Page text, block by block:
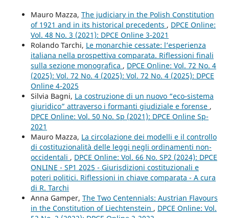
Mauro Mazza, The judiciary in the Polish Constitution
of 1921 and in its historical precedents , DPCE Online:
Vol. 48 No. 3 (2021): DPCE Online 3-2021
Rolando Tarchi, Le monarchie cessate: l’esperienza
italiana nella prospettiva comparata. Riflessioni finali
sulla sezione monografica , DPCE Online: Vol. 72 No. 4
(2025): Vol. 72 No. 4 (2025): Vol. 72 No. 4 (2025): DPCE
Online 4-2025
Silvia Bagni, La costruzione di un nuovo “eco-sistema
giuridico” attraverso i formanti giudiziale e forense ,
DPCE Online: Vol. 50 No. Sp (2021): DPCE Online Sp-
2021
Mauro Mazza, La circolazione dei modelli e il controllo
di costituzionalità delle leggi negli ordinamenti non-
occidentali , DPCE Online: Vol. 66 No. SP2 (2024): DPCE
ONLINE - SP1 2025 - Giurisdizioni costituzionali e
poteri politici. Riflessioni in chiave comparata - A cura
di R. Tarchi
Anna Gamper, The Two Centennials: Austrian Flavours
in the Constitution of Liechtenstein , DPCE Online: Vol.